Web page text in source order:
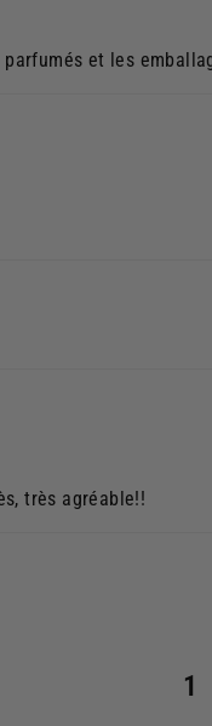
et les
très agréable!!
1